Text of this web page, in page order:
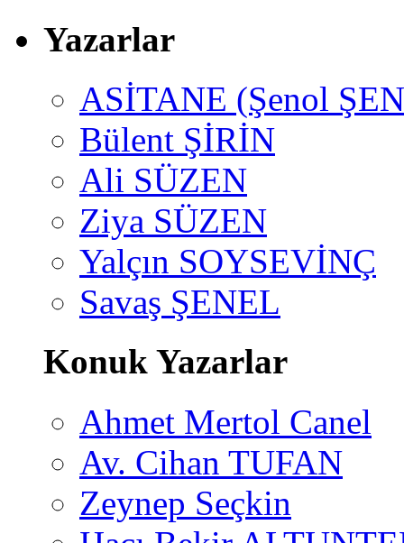
Yazarlar
ASİTANE (Şenol
Bülent ŞİRİN
Ali SÜZEN
Ziya SÜZEN
Yalçın SOYSEVİNÇ
Savaş ŞENEL
Konuk Yazarlar
Ahmet Mertol Canel
Av. Cihan TUFAN
Zeynep Seçkin